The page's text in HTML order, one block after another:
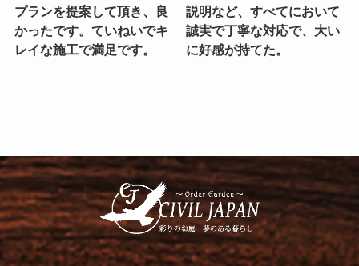
プランを提案して頂き、良
かったです。ていねいでキ
レイな施工で満足です。
説明など、すべてにおいて
誠実で丁寧な対応で、大い
に好感が持てた。